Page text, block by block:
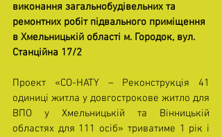
виконання загальнобудівельних та
ремонтних робіт підвального приміщення
в Хмельницькій області м. Городок, вул.
Станційна 17/2
Проект «CO-HATY – Реконструкція 41
одиниці житла у довгострокове житло для
ВПО у Хмельницькій та Вінницькій
областях для 111 осіб» триватиме 1 рік і